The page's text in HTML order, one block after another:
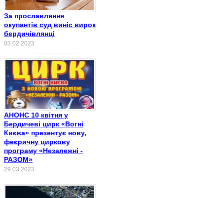
За прославляння
окупантів суд виніс вирок
бердичівлянці
03.02.2023
АНОНС 10 квітня у
Бердичеві цирк «Вогні
Києва» презентує нову,
феєричну циркову
програму «Незалежні -
РАЗОМ»
29.03.2023